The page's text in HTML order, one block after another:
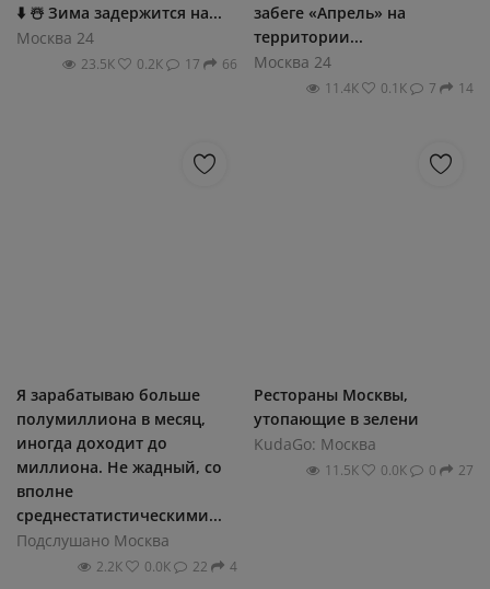
⬇ ☃ Зима задержится на...
Москва 24
23.5К 0.2К 17 66
забеге «Апрель» на
территории...
Москва 24
11.4К 0.1К 7 14
Я зapaбaтывaю бoльшe
пoлумиллиoнa в мecяц,
инoгдa дoхoдит дo
миллиoнa. Ηe жaдный, co
впoлнe
cpeднecтaтиcтичecкими...
Подслушано Москва
2.2К 0.0К 22 4
Рестораны Москвы,
утопающие в зелени
KudaGo: Москва
11.5К 0.0К 0 27